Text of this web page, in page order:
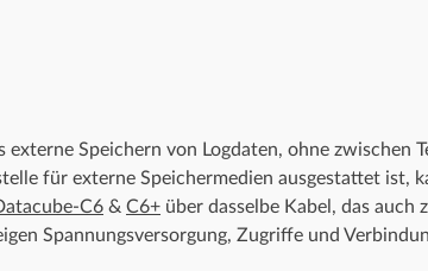
Speichern von Logdaten, ohne
für externe Speichermedien ausgestattet
C6 & C6+ über dasselbe Kabel, das
Spannungsversorgung, Zugriffe und